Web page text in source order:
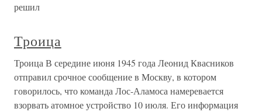
решил
Троица
Троица В середине июня 1945 года Леонид Квасников
отправил срочное сообщение в Москву, в котором
говорилось, что команда Лос-Аламоса намеревается
взорвать атомное устройство 10 июля. Его информация